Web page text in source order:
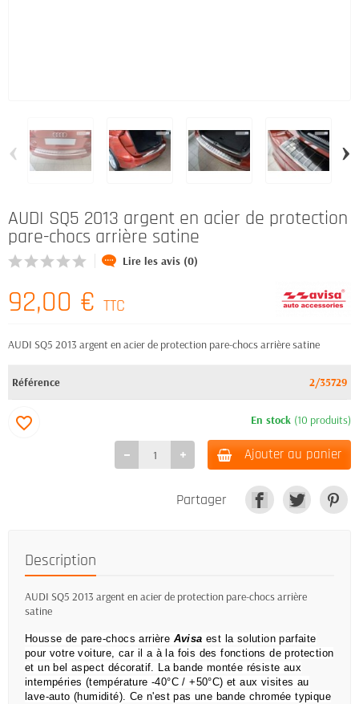
‹ ›
AUDI SQ5 2013 argent en acier de protection
pare-chocs arrière satine
Lire les avis (0)
92,00 € TTC
AUDI SQ5 2013 argent en acier de protection pare-chocs arrière satine
Référence 2/35729
En stock (10 produits)
Ajouter au panier
favorite_border
Partager
Description
AUDI SQ5 2013 argent en acier de protection pare-chocs arrière
satine
Housse de pare-chocs arrière Avisa est la solution parfaite
pour votre voiture, car il a à la fois des fonctions de protection
et un bel aspect décoratif. La bande montée résiste aux
intempéries (température -40°C / +50°C) et aux visites au
lave-auto (humidité). Ce n'est pas une bande chromée typique